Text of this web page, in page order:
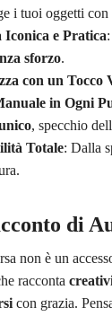
i tuoi oggetti con
Iconica e Pratica
sforzo.
con un Tocco
in Ogni
, specchio
Totale: Dalla
di
non è un
racconta
con grazia.